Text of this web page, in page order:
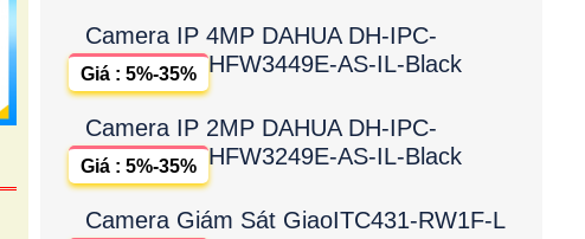
Camera IP 4MP DAHUA DH-IPC-
HFW3449E-AS-IL-Black
Giá : 5%-35%
Camera IP 2MP DAHUA DH-IPC-
HFW3249E-AS-IL-Black
Giá : 5%-35%
Camera Giám Sát GiaoITC431-RW1F-L